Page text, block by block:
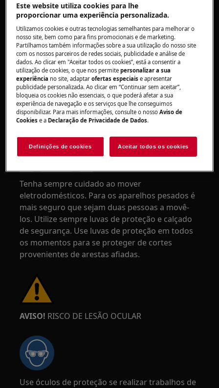
ATENÇÃO!RISCO DE LESÃO
Tenha sempre cuidado ao mover
eletrodomésticos. Para os aparelhos pesados é
mais seguro que sejam duas pessoas a movê-
los. Utilize sempre luvas de proteção e calçado
de segurança. Use luvas de proteção em todos
os momentos para se proteger de cortes
provenientes de arestas afiadas.
AVISO! RISCO DE LESÃO OCULAR
Use óculos de proteção se realizar trabalhos de
Este website utiliza cookies para lhe
proporcionar uma experiência personalizada.
Utilizamos cookies e outras tecnologias semelhantes para melhorar o
nosso site, bem como para fins promocionais e de marketing.
Partilhamos também informações sobre a sua utilização do nosso site
com os nossos parceiros de redes sociais, publicidade e análise de
dados. Ao clicar em "Aceitar todos os cookies”, está a consentir a
utilização de cookies, o que nos permitepersonalizar a sua
experiência no site, adaptarofertas especiaise apresentar
publicidade personalizada. Ao clicar em “Continuar sem aceitar”,
bloqueia os cookies não essenciais, o que poderá afetar a sua
experiência de navegação e os serviços que lhe conseguimos
disponibilizar. Para mais informações, consulte o nossoAviso de
Cookies e a Declaração de Privacidade de Dados.
Definições de cookies Aceitar todos os cookies